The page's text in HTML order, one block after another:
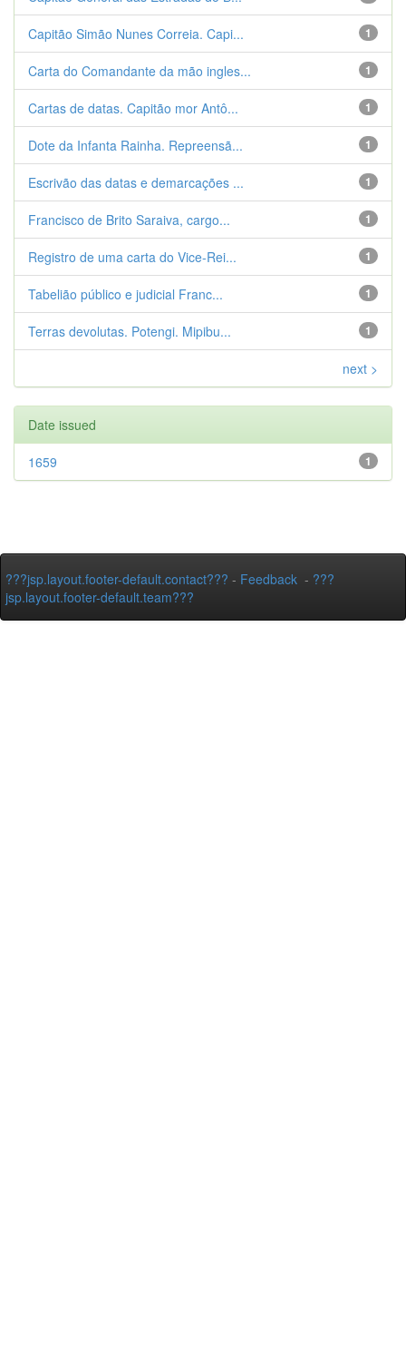
1
Capitão Simão Nunes Correia. Capi...
1
Carta do Comandante da mão ingles...
1
Cartas de datas. Capitão mor Antô...
1
Dote da Infanta Rainha. Repreensã...
1
Escrivão das datas e demarcações ...
1
Francisco de Brito Saraiva, cargo...
1
Registro de uma carta do Vice-Rei...
1
Tabelião público e judicial Franc...
1
Terras devolutas. Potengi. Mipibu...
next >
Date issued
1
1659
???jsp.layout.footer-default.contact??? - Feedback - ???
jsp.layout.footer-default.team???